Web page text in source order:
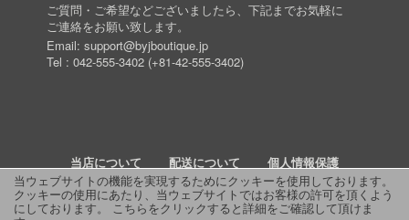
当ウェブサイトの機能を実現するためにクッキーを使用しております。
クッキーの使用にあたり、当ウェブサイトではお客様の許可を頂くよう
にしております。 こちらをクリックすると詳細をご確認して頂けま
ご質問・ご希望などございましたら、下記までお気軽に
ご連絡をお願い致します。
Email: support@byjboutique.jp
Tel : 042-555-3402(+81-42-555-3402)
当店について 配送について
個人情報保護
詳細検索
よくあるご質問 お問い合わせ RSS